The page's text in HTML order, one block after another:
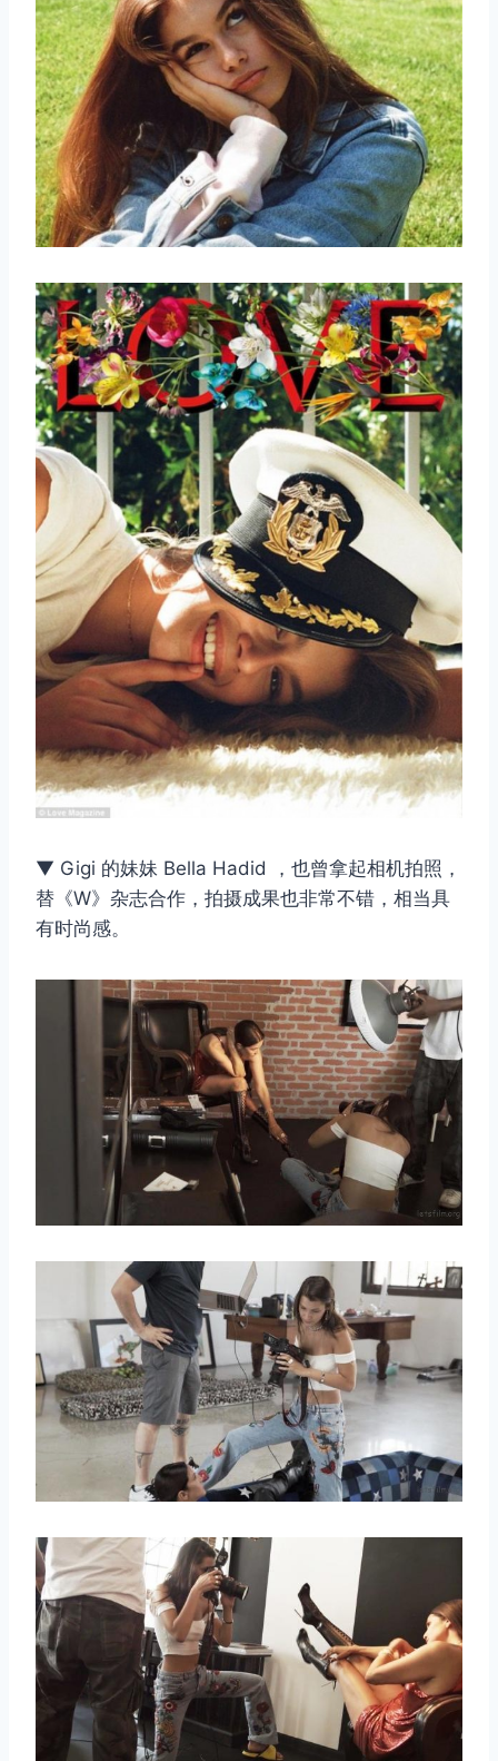
▼ Gigi 的妹妹 Bella Hadid ，也曾拿起相机拍照，
替《W》杂志合作，拍摄成果也非常不错，相当具
有时尚感。